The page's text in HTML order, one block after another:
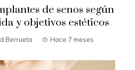
de senos según
y objetivos estéticos
Berrueta Hace 7 meses